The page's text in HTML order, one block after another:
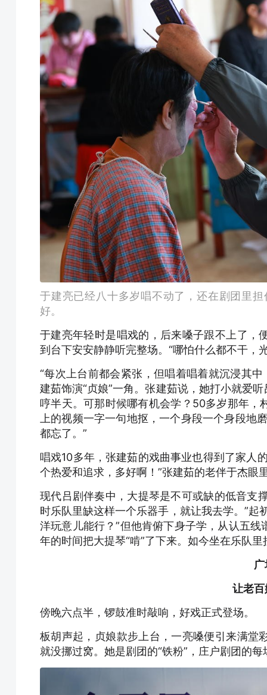
于建亮已经八十多岁唱不动了，还在剧团里
好。
于建亮年轻时是唱戏的，后来嗓子跟不上了，
到台下安安静静听完整场。“哪怕什么都不干，
“每次上台前都会紧张，但唱着唱着就沉浸其
建茹饰演“贞娘”一角。张建茹说，她打小就爱
哼半天。可那时候哪有机会学？50多岁那年，
上的视频一字一句地抠，一个身段一个身段地
都忘了。”
唱戏10多年，张建茹的戏曲事业也得到了家人
个热爱和追求，多好啊！”张建茹的老伴于杰眼
现代吕剧伴奏中，大提琴是不可或缺的低音支
时乐队里缺这样一个乐器手，就让我去学。”
洋玩意儿能行？”但他肯俯下身子学，从认五
年的时间把大提琴“啃”了下来。如今坐在乐队
让老
傍晚六点半，锣鼓准时敲响，好戏正式登场。
板胡声起，贞娘款步上台，一亮嗓便引来满堂
就没挪过窝。她是剧团的“铁粉”，庄户剧团的